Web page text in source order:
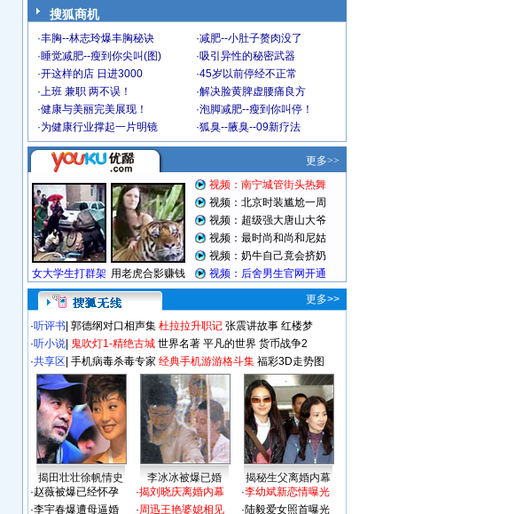
搜狐商机
·丰胸--林志玲爆丰胸秘诀 ·减肥--小肚子赘肉没了
·睡觉减肥--瘦到你尖叫(图) ·吸引异性的秘密武器
·开这样的店 日进3000 ·45岁以前停经不正常
·上班 兼职 两不误！ ·解决脸黄脾虚腰痛良方
·健康与美丽完美展现！ ·泡脚减肥--瘦到你叫停！
·为健康行业撑起一片明镜 ·狐臭--腋臭--09新疗法
更多>>
·听评书 郭德纲对口相声集 杜拉拉升职记 张震讲故事 红楼梦
·听小说 鬼吹灯1-精绝古城 世界名著 平凡的世界 货币战争2
·共享区 手机病毒杀毒专家 经典手机游游格斗集 福彩3D走势图
揭田壮壮徐帆情史 李冰冰被爆已婚
揭秘生父离婚内幕
·赵薇被爆已经怀孕
·李宇春爆遭母逼婚
·揭刘晓庆离婚内幕
·周迅王艳婆媳相见
·李幼斌新恋情曝光
·陆毅爱女照首曝光